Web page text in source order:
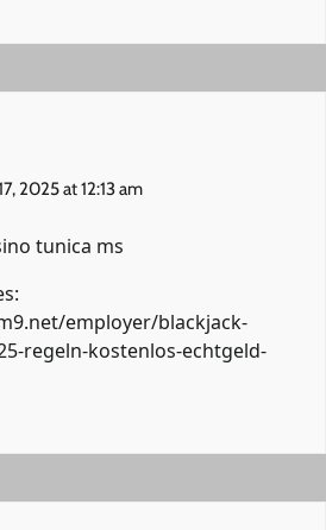
2025 at 12:13 am
tunica ms
employer/blackjack-
regeln-kostenlos-echtgeld-